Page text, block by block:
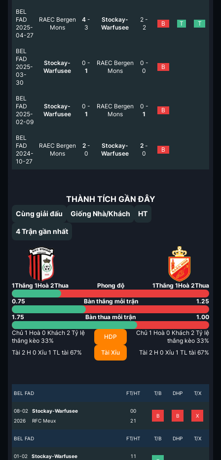
BEL
FAD
2025-
04-27
RAEC Bergen
Mons
4 -
3
Stockay-
Warfusee
2 -
2
B T T
BEL
FAD
2025-
03-
30
Stockay-
Warfusee
0 -
1
RAEC Bergen
Mons
0 -
0
B
BEL
FAD
2025-
02-09
Stockay-
Warfusee
0 -
1
RAEC Bergen
Mons
0 -
1
B
BEL
FAD
2024-
10-27
RAEC Bergen
Mons
2-
0
Stockay-
Warfusee
2 -
0
B
THÀNH TÍCH GẦN ĐÂY
Cùng giải đấu Giống Nhà/Khách HT
4Trận gần nhất
1Thắng 1Hoà 2Thua Phong độ 1Thắng 1Hoà 2Thua
0.75 Bàn thắng mỗi trận 1.25
1.75 Bàn thua mỗi trận 1.00
Chủ 1 Hoà 0 Khách 2 Tỷ lệ
thắng kèo 33%
HDP
Chủ 1 Hoà 0 Khách 2 Tỷ lệ
thắng kèo 33%
Tài 2 H 0 Xỉu 1 TL tài 67% Tài Xỉu Tài 2 H 0 Xỉu 1 TL tài 67%
BEL FAD FT/HT T/B DHP T/X
08-02
2026
Stockay-Warfusee
RFC Meux
0
2
0
1
B B X
BEL FAD FT/HT T/B DHP T/X
01-02 Stockay-Warfusee 11